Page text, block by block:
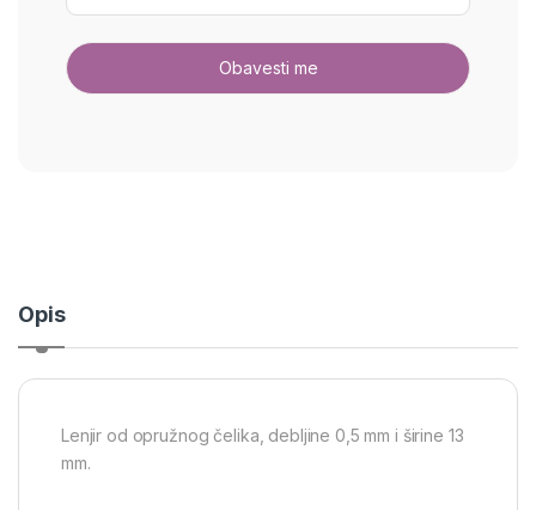
Opis
Lenjir od opružnog čelika, debljine 0,5 mm i širine 13
mm.